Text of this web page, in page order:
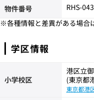
物件番号
RHS-
※各種情報と差異がある場合
学区情報
小学校区
港区立
(東京都
東京都港